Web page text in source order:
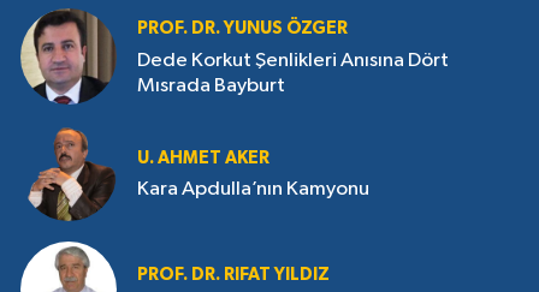
PROF. DR. YUNUS ÖZGER
Dede Korkut Şenlikleri Anısına Dört
Mısrada Bayburt
U. AHMET AKER
Kara Apdulla’nın Kamyonu
PROF. DR. RIFAT YILDIZ